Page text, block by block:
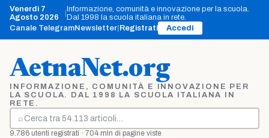
Vai
contenuto
Venerdì 7
Agosto 2026
Informazione, comunità e innovazione per la scuola.
Dal 1998 la scuola italiana in rete.
Canale TelegramNewsletter Registrati Accedi
AetnaNet.org
INFORMAZIONE, COMUNITÀ E INNOVAZIONE PER
LA SCUOLA. DAL 1998 LA SCUOLA ITALIANA IN
RETE.
⌕
Cerca
9.786 utenti registrati · 704 mln di pagine viste